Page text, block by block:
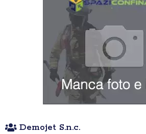
Demojet S.n.c.